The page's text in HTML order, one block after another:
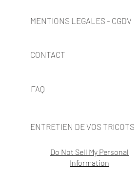
MENTIONS LEGALES - CGDV
CONTACT
FAQ
ENTRETIEN DE VOS TRICOTS
Do Not Sell My Personal
Information